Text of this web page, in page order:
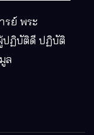
รย์ พระ
ปฏิบัติดี ปฏิบัติ
ล